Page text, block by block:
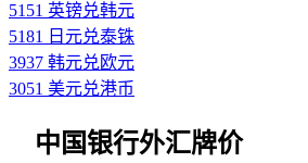
5151 英镑兑韩元
5181 日元兑泰铢
3937 韩元兑欧元
3051 美元兑港币
中国银行外汇牌价